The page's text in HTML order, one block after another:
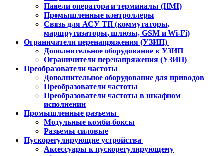
Панели оператора и терминалы (HMI)
Промышленные контроллеры
Связь для АСУ ТП (коммутаторы,
маршрутизаторы, шлюзы, GSM и Wi-Fi)
Ограничители перенапряжения (УЗИП)
Дополнительное оборудование к УЗИП
Ограничители перенапряжения (УЗИП)
Преобразователи частоты
Дополнительное оборудование для приводов
Преобразователи частоты
Преобразователи частоты в шкафном
исполнении
Промышленные разъемы
Модульные комби-боксы
Разъемы силовые
Пускорегулирующие устройства
Аксессуары к пускорегулирующему